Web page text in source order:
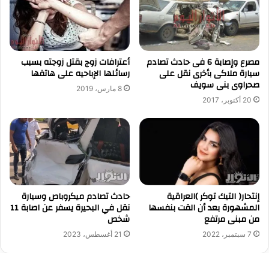
مصرع وإصابة 6 فى حادث تصادم
سيارة ملاكى بأخرى نقل على
صحراوى بنى سويف
20 أكتوبر، 2017
أعترافات زوج بقتل زوجته بسبب
رسائلها الإباحيه على هاتفها
8 مارس، 2019
إنتحار( التيك توكر )العراقية
المشهورة بعد أن القت بنفسها
من مبنى مرتفع
7 سبتمبر، 2022
حادث تصادم ميكروباص وسيارة
نقل في البحيرة يسفر عن اصابة 11
شخص
21 أغسطس، 2023